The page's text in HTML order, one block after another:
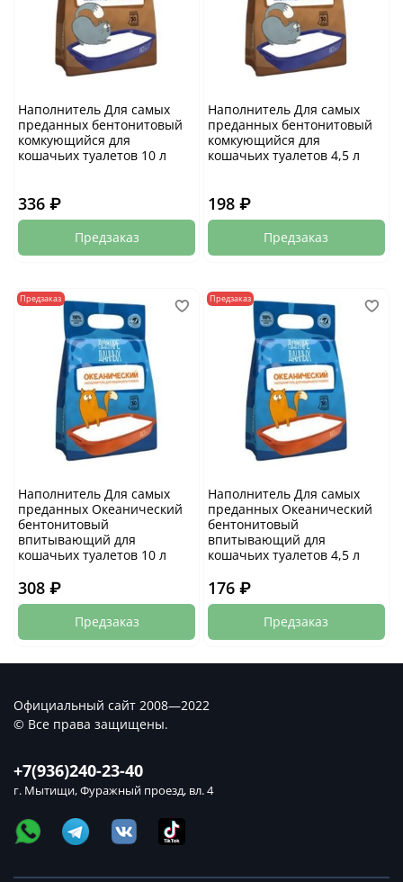
Наполнитель Для самых
преданных бентонитовый
комкующийся для
кошачьих туалетов 10 л
336 ₽
Предзаказ
Наполнитель Для самых
преданных бентонитовый
комкующийся для
кошачьих туалетов 4,5 л
198 ₽
Предзаказ
Предзаказ
Наполнитель Для самых
преданных Океанический
бентонитовый
впитывающий для
кошачьих туалетов 10 л
308 ₽
Предзаказ
Предзаказ
Наполнитель Для самых
преданных Океанический
бентонитовый
впитывающий для
кошачьих туалетов 4,5 л
176 ₽
Предзаказ
+7(936)240-23-40
г. Мытищи, Фуражный проезд, вл. 4
Официальный сайт 2008—2022
© Все права защищены.